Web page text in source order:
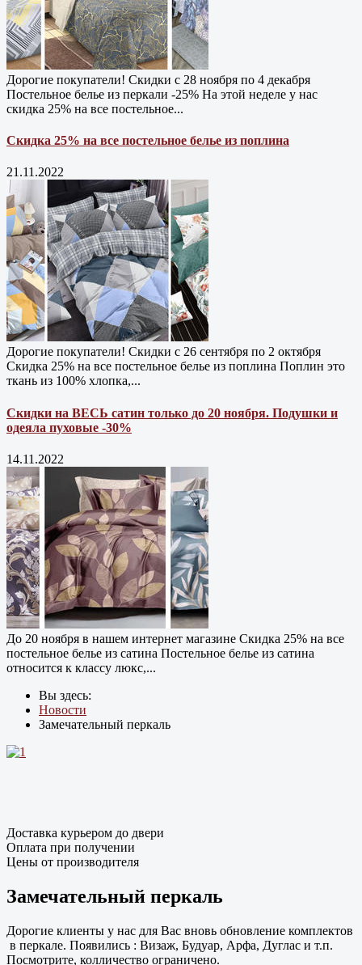
Дорогие покупатели! Скидки с 28 ноября по 4 декабря
Постельное белье из перкали -25% На этой неделе у нас
скидка 25% на все постельное...
Скидка 25% на все постельное белье из поплина
21.11.2022
Дорогие покупатели! Скидки с 26 сентября по 2 октября
Скидка 25% на все постельное белье из поплина Поплин это
ткань из 100% хлопка,...
Скидки на ВЕСЬ сатин только до 20 ноября. Подушки и
одеяла пуховые -30%
14.11.2022
До 20 ноября в нашем интернет магазине Cкидка 25% на все
постельное белье из сатина Постельное белье из сатина
относится к классу люкс,...
Вы здесь:
Новости
Замечательный перкаль
Доставка курьером до двери
Оплата при получении
Цены от производителя
Замечательный перкаль
Дорогие клиенты у нас для Вас вновь обновление комплектов
в перкале. Появились : Визаж, Будуар, Арфа, Дуглас и т.п.
Посмотрите, колличество ограничено.